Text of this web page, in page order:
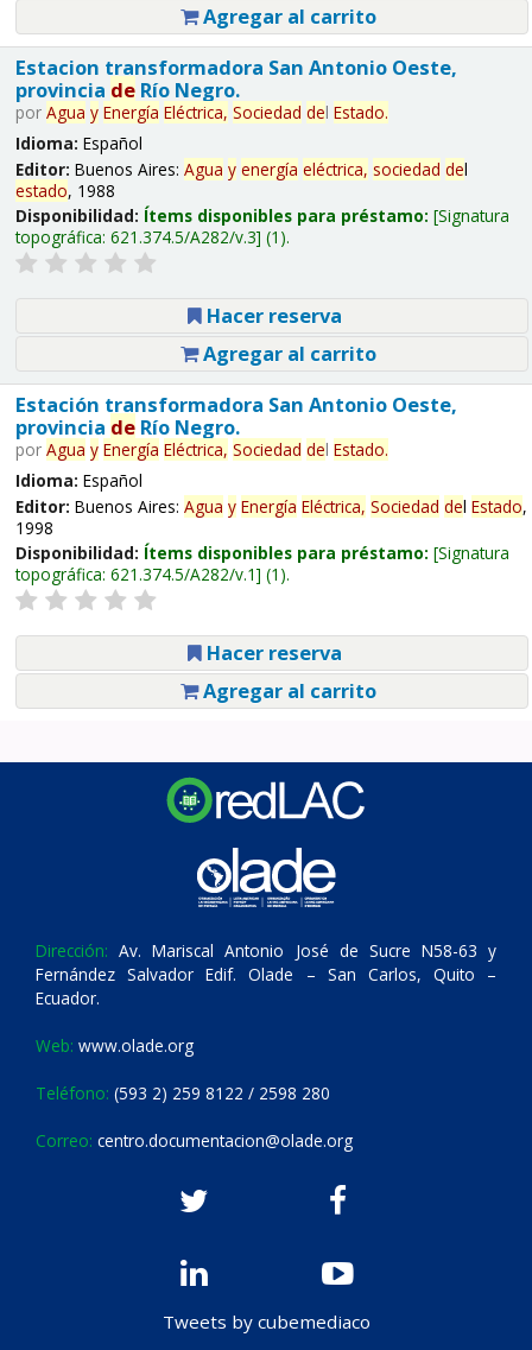
Agregar al carrito
Estacion transformadora San Antonio Oeste,
provincia deRío Negro.
por Agua y Energía Eléctrica, Sociedad del Estado.
Idioma: Español
Editor: Buenos Aires: Agua y energía eléctrica, sociedad del
estado, 1988
Disponibilidad: Ítems disponibles para préstamo: Signatura
topográfica: 621.374.5/A282/v.3 (1).
Hacer reserva
Agregar al carrito
Estación transformadora San Antonio Oeste,
provincia deRío Negro.
por Agua y Energía Eléctrica, Sociedad del Estado.
Idioma: Español
Editor: Buenos Aires: Agua y Energía Eléctrica, Sociedad del Estado,
1998
Disponibilidad: Ítems disponibles para préstamo: Signatura
topográfica: 621.374.5/A282/v.1 (1).
Hacer reserva
Agregar al carrito
Dirección: Av. Mariscal Antonio José de Sucre N58-63 y
Fernández Salvador Edif. Olade – San Carlos, Quito –
Ecuador.
Web: www.olade.org
Teléfono: (593 2) 259 8122 / 2598 280
Correo: centro.documentacion@olade.org
Tweets by cubemediaco